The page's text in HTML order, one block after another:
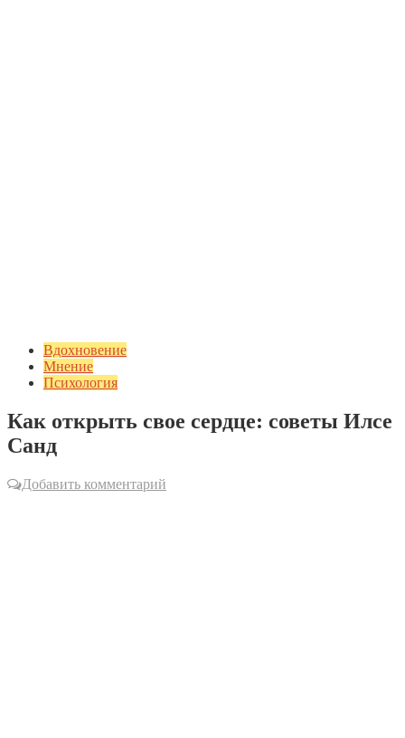
Вдохновение
Мнение
Психология
Как открыть свое сердце: советы Илсе
Санд
Добавить комментарий